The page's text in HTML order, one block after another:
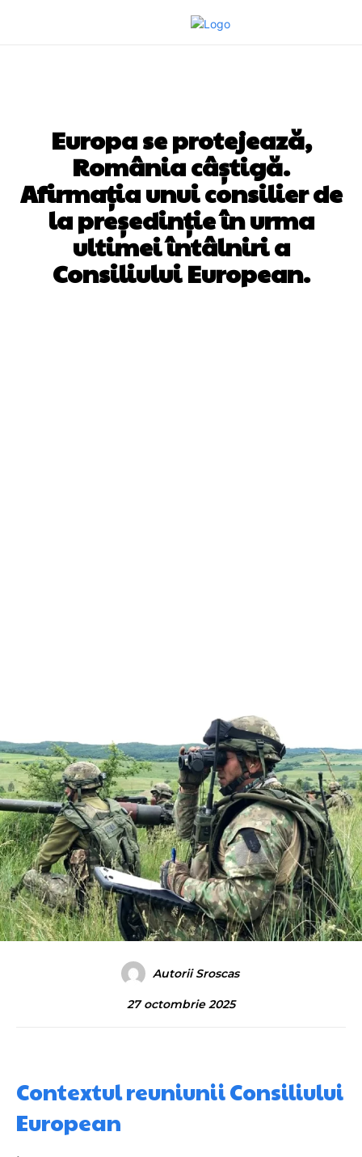
Europa se protejează,
România câștigă.
Afirmația unui consilier de
la președinție în urma
ultimei întâlniri a
Consiliului European.
Autorii Sroscas
27 octombrie 2025
Contextul reuniunii Consiliului
European